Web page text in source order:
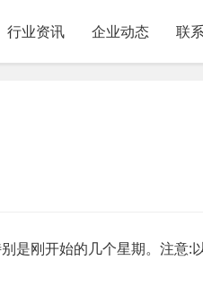
行业资讯 企业动态 联
是刚开始的几个星期。注意: